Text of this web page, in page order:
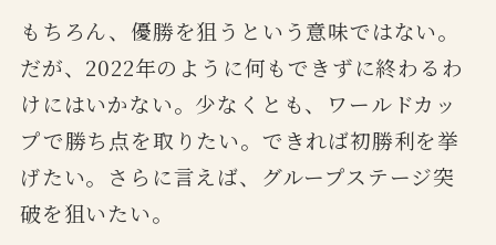
もちろん、優勝を狙うという意味ではない。
だが、2022年のように何もできずに終わるわ
けにはいかない。少なくとも、ワールドカッ
プで勝ち点を取りたい。できれば初勝利を挙
げたい。さらに言えば、グループステージ突
破を狙いたい。